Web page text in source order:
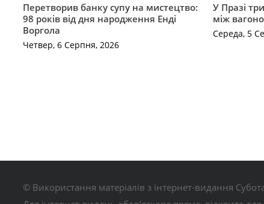
Перетворив банку супу на мистецтво:
98 років від дня народження Енді
Воргола
Четвер, 6 Серпня, 2026
У Празі
між
Середа, 5
© Використання матеріалів з інтернет-видання